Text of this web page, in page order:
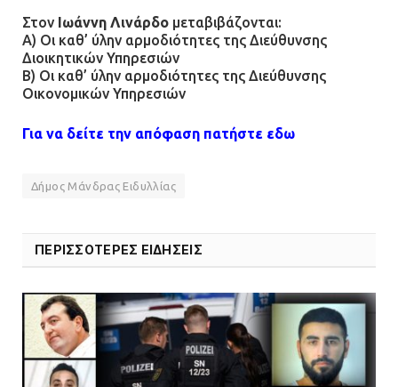
Στον Ιωάννη Λινάρδο μεταβιβάζονται:
Α) Οι καθ’ ύλην αρμοδιότητες της Διεύθυνσης
Διοικητικών Υπηρεσιών
Β) Οι καθ’ ύλην αρμοδιότητες της Διεύθυνσης
Οικονομικών Υπηρεσιών
Για να δείτε την απόφαση πατήστε εδω
Δήμος Μάνδρας Ειδυλλίας
ΠΕΡΙΣΣΟΤΕΡΕΣ ΕΙΔΗΣΕΙΣ